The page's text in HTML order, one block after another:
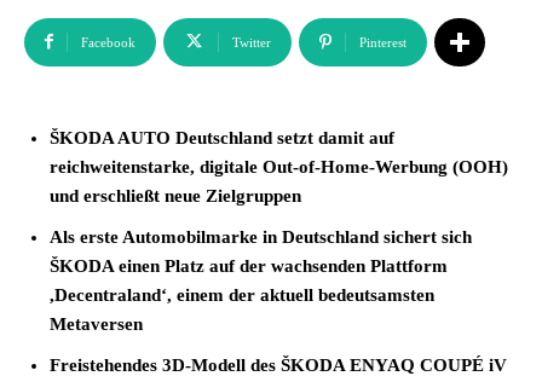
Facebook Twitter Pinterest
ŠKODA AUTO Deutschland setzt damit auf
reichweitenstarke, digitale Out-of-Home-Werbung (OOH)
und erschließt neue Zielgruppen
Als erste Automobilmarke in Deutschland sichert sich
ŠKODA einen Platz auf der wachsenden Plattform
,Decentraland‘, einem der aktuell bedeutsamsten
Metaversen
Freistehendes 3D-Modell des ŠKODA ENYAQ COUPÉ iV